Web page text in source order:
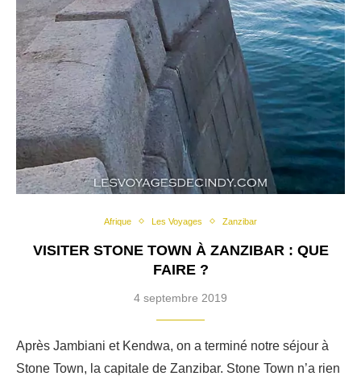
Afrique Les Voyages Zanzibar
VISITER STONE TOWN À ZANZIBAR : QUE
FAIRE ?
4 septembre 2019
Après Jambiani et Kendwa, on a terminé notre séjour à
Stone Town, la capitale de Zanzibar. Stone Town n’a rien